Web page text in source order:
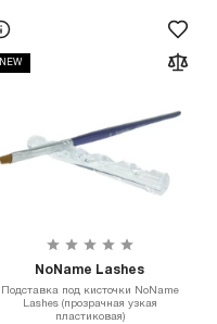
NEW
NoName Lashes
Подставка под кисточки NoName
Lashes (прозрачная узкая
пластиковая)